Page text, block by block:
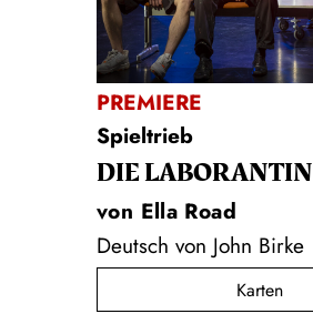
PREMIERE
Spieltrieb
DIE LA­BO­RAN­TIN
von Ella Road
Deutsch von John Birke
Karten